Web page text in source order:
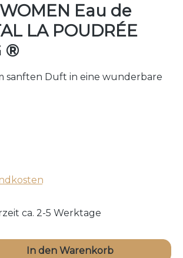
Eau de
LA POUDRÉE
®
sanften Duft in eine wunderbare
ca. 2-5 Werktage
den gewünschten Wert
In den Warenkorb